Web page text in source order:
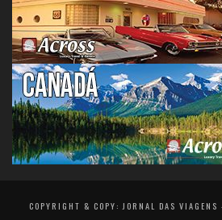
COPYRIGHT & COPY: JORNAL DAS